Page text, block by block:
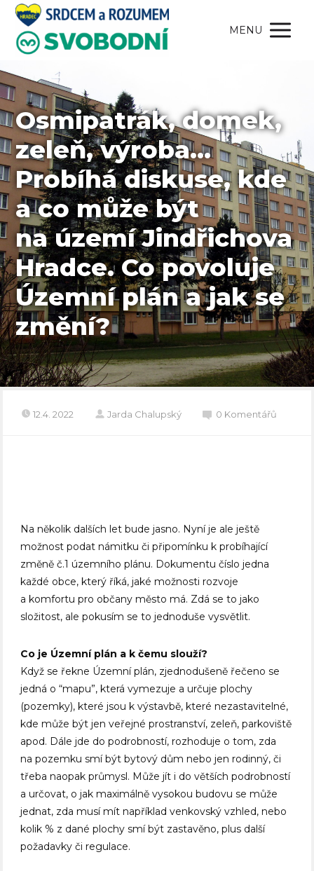
MENU
Osmipatrák, domek,
zeleň, výroba…
Probíhá diskuse, kde
a co může být
na území Jindřichova
Hradce. Co povoluje
Územní plán a jak se
změní?
12.4. 2022 Jarda Chalupský 0 Komentářů
Na několik dalších let bude jasno. Nyní je ale ještě
možnost podat námitku či připomínku k probíhající
změně č.1 územního plánu. Dokumentu číslo jedna
každé obce, který říká, jaké možnosti rozvoje
a komfortu pro občany město má. Zdá se to jako
složitost, ale pokusím se to jednoduše vysvětlit.
Co je Územní plán a k čemu slouží?
Když se řekne Územní plán, zjednodušeně řečeno se
jedná o “mapu”, která vymezuje a určuje plochy
(pozemky), které jsou k výstavbě, které nezastavitelné,
kde může být jen veřejné prostranství, zeleň, parkoviště
apod. Dále jde do podrobností, rozhoduje o tom, zda
na pozemku smí být bytový dům nebo jen rodinný, či
třeba naopak průmysl. Může jít i do větších podrobností
a určovat, o jak maximálně vysokou budovu se může
jednat, zda musí mít například venkovský vzhled, nebo
kolik % z dané plochy smí být zastavěno, plus další
požadavky či regulace.